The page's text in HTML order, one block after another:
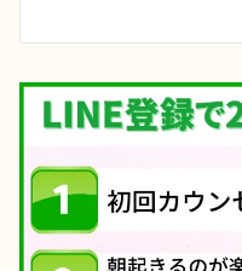
シ
ョ
ン